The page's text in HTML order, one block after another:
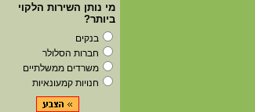
מי נותן השירות הלקוי
ביותר?
בנקים
חברות הסלולר
משרדים ממשלתיים
חנויות קמעונאיות